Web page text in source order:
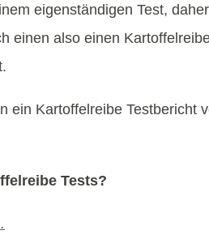
eigenständigen Test,
einen also einen
ein Kartoffelreibe
Tests?